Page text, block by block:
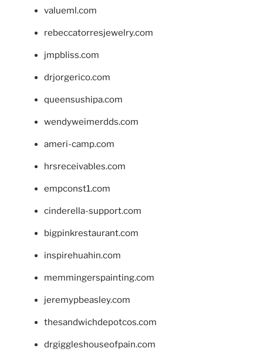
valueml.com
rebeccatorresjewelry.com
jmpbliss.com
drjorgerico.com
queensushipa.com
wendyweimerdds.com
ameri-camp.com
hrsreceivables.com
empconst1.com
cinderella-support.com
bigpinkrestaurant.com
inspirehuahin.com
memmingerspainting.com
jeremypbeasley.com
thesandwichdepotcos.com
drgiggleshouseofpain.com